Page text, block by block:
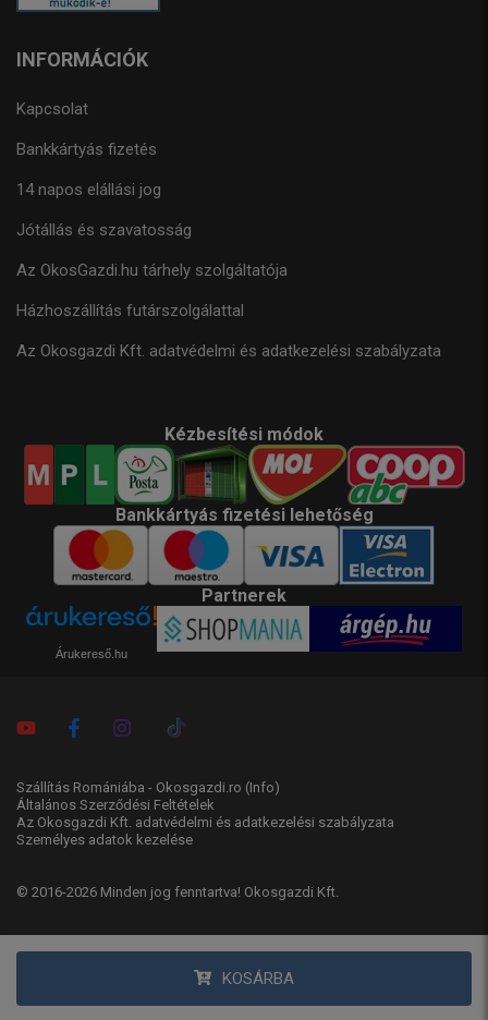
KOSÁRBA
INFORMÁCIÓK
Kapcsolat
Bankkártyás fizetés
14 napos elállási jog
Jótállás és szavatosság
Az OkosGazdi.hu tárhely szolgáltatója
Házhoszállítás futárszolgálattal
Az Okosgazdi Kft. adatvédelmi és adatkezelési szabályzata
Kézbesítési módok
Bankkártyás fizetési lehetőség
Partnerek
Árukereső.hu
Szállítás Romániába - Okosgazdi.ro (Info)
Általános Szerződési Feltételek
Az Okosgazdi Kft. adatvédelmi és adatkezelési szabályzata
Személyes adatok kezelése
© 2016-2026 Minden jog fenntartva! Okosgazdi Kft.